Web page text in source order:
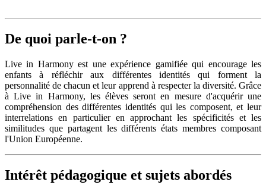
De quoi parle-t-on ?
Live in Harmony est une expérience gamifiée qui encourage les
enfants à réfléchir aux différentes identités qui forment la
personnalité de chacun et leur apprend à respecter la diversité. Grâce
à Live in Harmony, les élèves seront en mesure d'acquérir une
compréhension des différentes identités qui les composent, et leur
interrelations en particulier en approchant les spécificités et les
similitudes que partagent les différents états membres composant
l'Union Européenne.
Intérêt pédagogique et sujets abordés